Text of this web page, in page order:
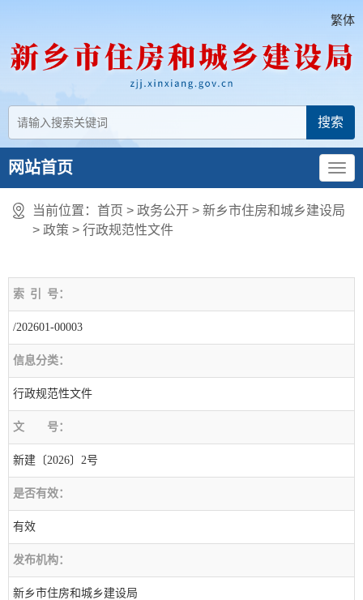
繁体
网站首页
当前位置： 首页 > 政务公开 > 新乡市住房和城乡建设局
> 政策 > 行政规范性文件
索 引 号：
/202601-00003
信息分类：
行政规范性文件
文 号：
新建〔2026〕2号
是否有效：
有效
发布机构：
新乡市住房和城乡建设局